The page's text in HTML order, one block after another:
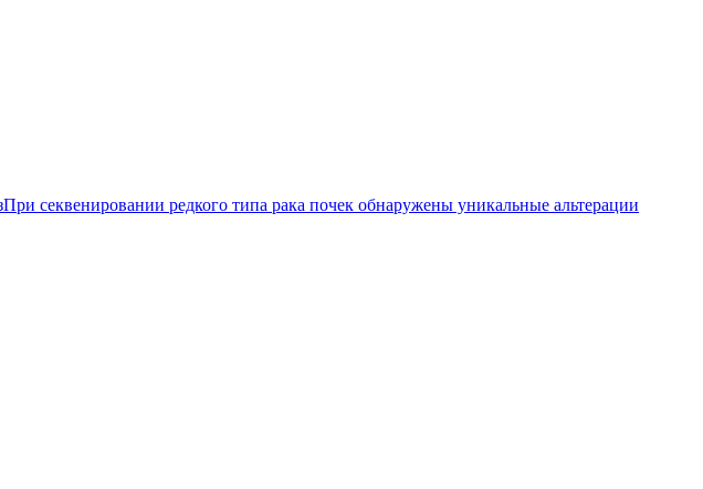
При секвенировании редкого типа рака почек обнаружены уникальные альтерации